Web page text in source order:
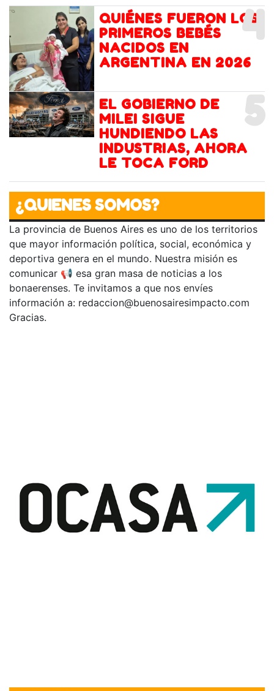
4
QUIÉNES FUERON LOS
PRIMEROS BEBÉS
NACIDOS EN
ARGENTINA EN 2026
5
EL GOBIERNO DE
MILEI SIGUE
HUNDIENDO LAS
INDUSTRIAS, AHORA
LE TOCA FORD
¿QUIENES SOMOS?
La provincia de Buenos Aires es uno de los territorios
que mayor información política, social, económica y
deportiva genera en el mundo. Nuestra misión es
comunicar 📢 esa gran masa de noticias a los
bonaerenses. Te invitamos a que nos envíes
información a: redaccion@buenosairesimpacto.com
Gracias.